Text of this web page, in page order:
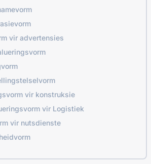
vir advertensies
vir konstruksie
vir Logistiek
vir nutsdienste